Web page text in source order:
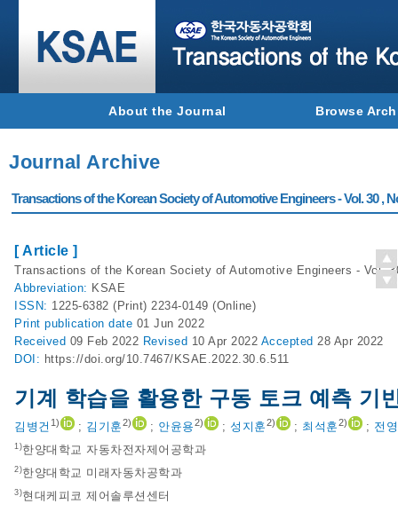
About the Journal Browse
Journal Archive
Transactions of the Korean Society of Automotive Engineers - Vol. 30 ,
[ Article ]
Transactions of the Korean Society of Automotive Engineers - Vol.
Abbreviation: KSAE
ISSN: 1225-6382 (Print) 2234-0149 (Online)
Print publication date 01 Jun 2022
Received 09 Feb 2022 Revised 10 Apr 2022 Accepted 28 Apr 2022
DOI: https://doi.org/10.7467/KSAE.2022.30.6.511
기계 학습을 활용한 구동 토크 예측 기
김병건 1) ; 김기훈2) ; 안윤용2) ; 성지훈2) ; 최석훈2) ; 전
1)한양대학교 자동차전자제어공학과
2)한양대학교 미래자동차공학과
3)현대케피코 제어솔루션센터